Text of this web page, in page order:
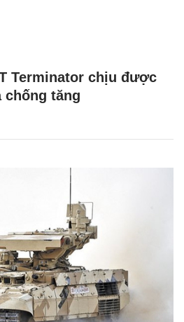
Terminator chịu được
chống tăng